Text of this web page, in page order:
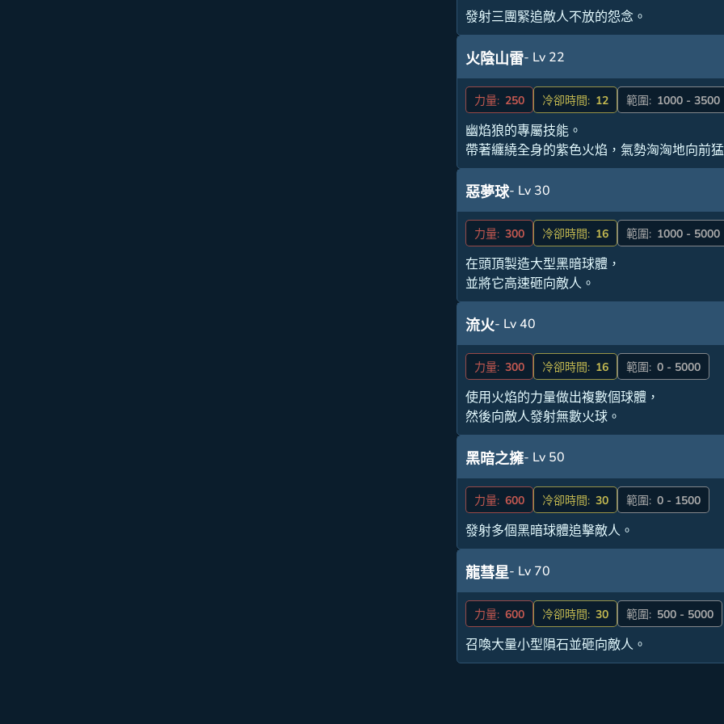
發射三團緊追敵人不放的怨念。
火陰山雷- Lv 22
力量: 250 冷卻時間: 12 範圍: 1000 - 3500
幽焰狼的專屬技能。
帶著纏繞全身的紫色火焰，氣勢洶洶地向前
惡夢球- Lv 30
力量: 300 冷卻時間: 16 範圍: 1000 - 5000
在頭頂製造大型黑暗球體，
並將它高速砸向敵人。
流火- Lv 40
力量: 300 冷卻時間: 16 範圍: 0 - 5000
使用火焰的力量做出複數個球體，
然後向敵人發射無數火球。
黑暗之擁- Lv 50
力量: 600 冷卻時間: 30 範圍: 0 - 1500
發射多個黑暗球體追擊敵人。
龍彗星- Lv 70
力量: 600 冷卻時間: 30 範圍: 500 - 5000
召喚大量小型隕石並砸向敵人。